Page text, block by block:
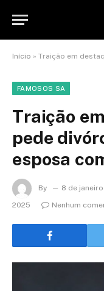
Início » Traição em destaque:
FAMOSOS SA
Traição
pede
esposa
By 8 de
2025
Nenhum